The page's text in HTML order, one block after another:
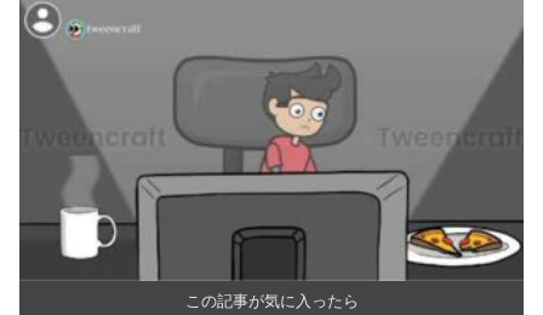
この記事が気に入ったら